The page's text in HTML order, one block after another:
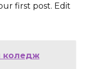
first post. Edit
коледж